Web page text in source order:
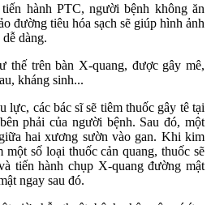
hành PTC, người bệnh không ăn
đường tiêu hóa sạch sẽ giúp hình ảnh
dàng.
thế trên bàn X-quang, được gây mê,
kháng sinh...
lực, các bác sĩ sẽ tiêm thuốc gây tê tại
phải của người bệnh. Sau đó, một
hai xương sườn vào gan. Khi kim
một số loại thuốc cản quang, thuốc sẽ
tiến hành chụp X-quang đường mật
ngay sau đó.